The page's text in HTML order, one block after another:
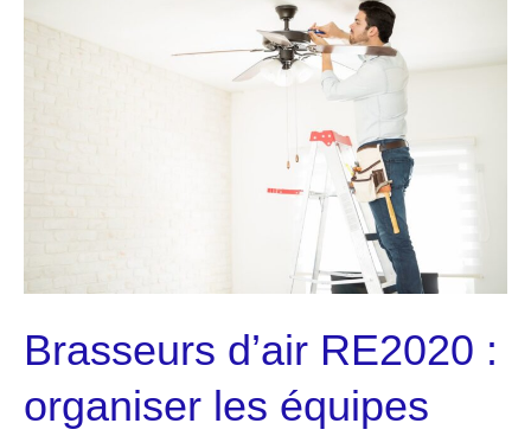
06
sélection
Brasseurs d’air RE2020 :
organiser les équipes